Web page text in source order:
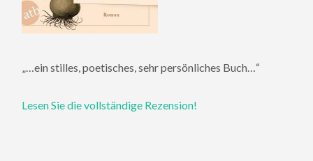
„…ein stilles, poetisches, sehr persönliches Buch…“
Lesen Sie die vollständige Rezension!